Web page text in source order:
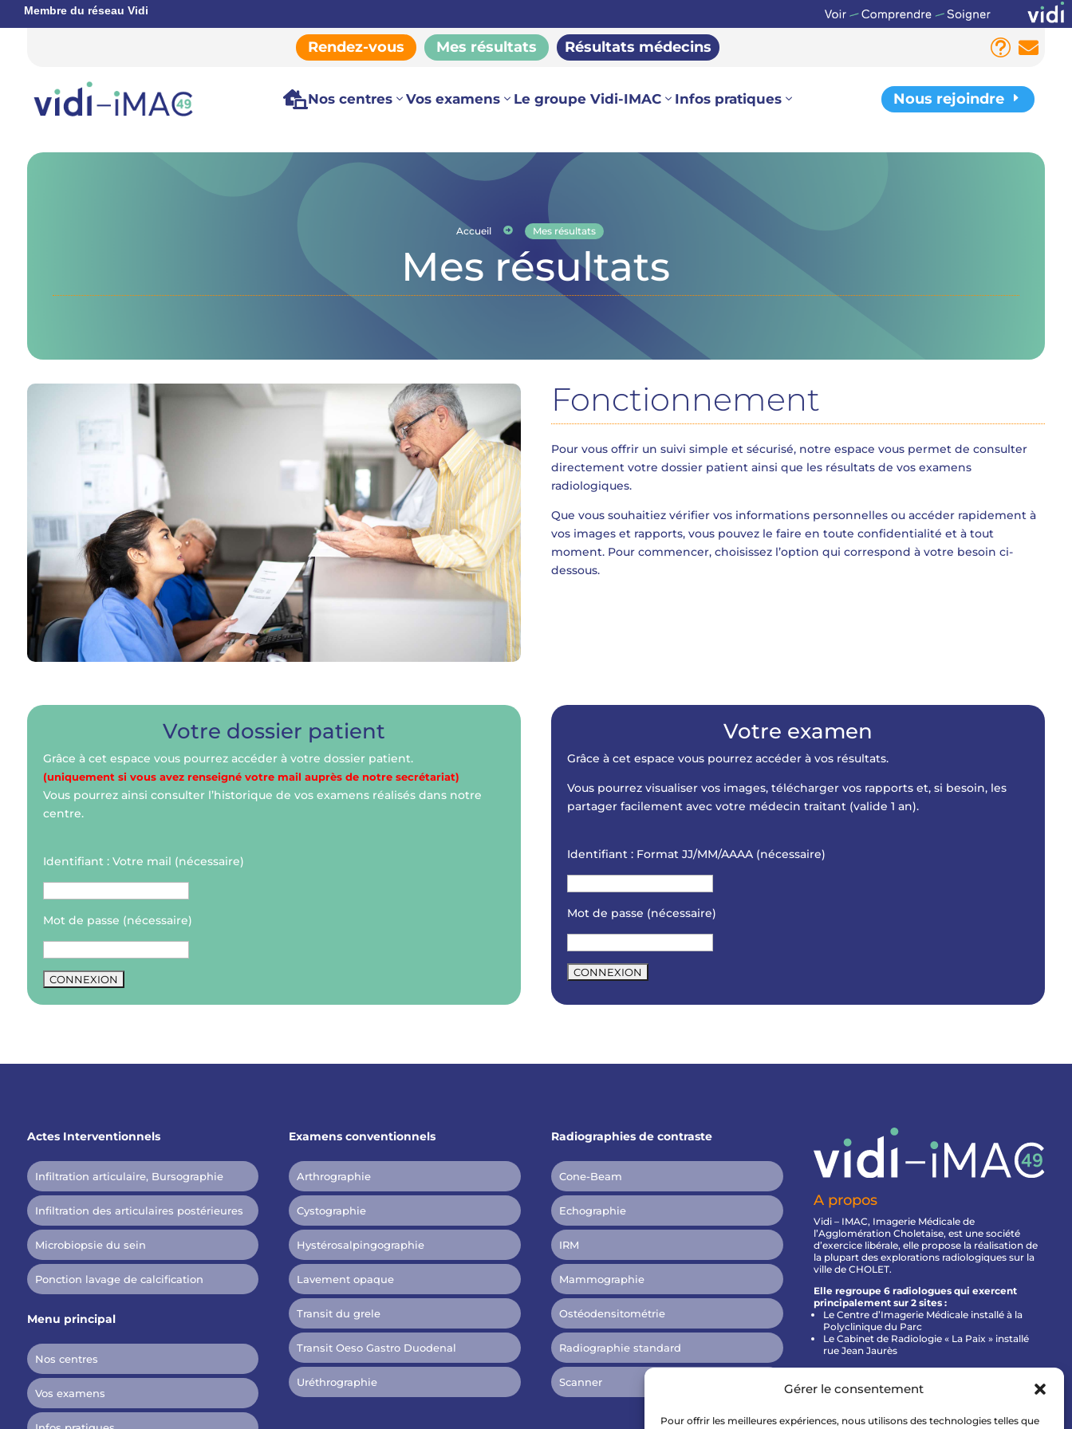
Gérer le consentement
Pour offrir les meilleures expériences, nous utilisons des technologies telles que
Membre du réseau Vidi
Rendez-vous Mes résultats Résultats médecins t 
Nos centres Vos examens Le groupe Vidi-IMAC Infos pratiques Nous rejoindre E
Accueil  Mes résultats
Mes résultats
Fonctionnement
Pour vous offrir un suivi simple et sécurisé, notre espace vous permet de consulter
directement votre dossier patient ainsi que les résultats de vos examens
radiologiques.
Que vous souhaitiez vérifier vos informations personnelles ou accéder rapidement à
vos images et rapports, vous pouvez le faire en toute confidentialité et à tout
moment. Pour commencer, choisissez l’option qui correspond à votre besoin ci-
dessous.
Votre dossier patient
Grâce à cet espace vous pourrez accéder à votre dossier patient.
(uniquement si vous avez renseigné votre mail auprès de notre secrétariat)
Vous pourrez ainsi consulter l’historique de vos examens réalisés dans notre
centre.
Identifiant : Votre mail (nécessaire)
Mot de passe (nécessaire)
Votre examen
Grâce à cet espace vous pourrez accéder à vos résultats.
Vous pourrez visualiser vos images, télécharger vos rapports et, si besoin, les
partager facilement avec votre médecin traitant (valide 1 an).
Identifiant : Format JJ/MM/AAAA (nécessaire)
Mot de passe (nécessaire)
Actes Interventionnels
Infiltration articulaire, Bursographie
Infiltration des articulaires postérieures
Microbiopsie du sein
Ponction lavage de calcification
Menu principal
Nos centres
Vos examens
Examens conventionnels
Arthrographie
Cystographie
Hystérosalpingographie
Lavement opaque
Transit du grele
Transit Oeso Gastro Duodenal
Uréthrographie
Radiographies de contraste
Cone-Beam
Echographie
IRM
Mammographie
Ostéodensitométrie
Radiographie standard
Scanner
A propos
Vidi – IMAC, Imagerie Médicale de
l’Agglomération Choletaise, est une société
d’exercice libérale, elle propose la réalisation de
la plupart des explorations radiologiques sur la
ville de CHOLET.
Elle regroupe 6 radiologues qui exercent
principalement sur 2 sites :
Le Centre d’Imagerie Médicale installé à la
Polyclinique du Parc
Le Cabinet de Radiologie « La Paix » installé
rue Jean Jaurès
Politique de confidentialité